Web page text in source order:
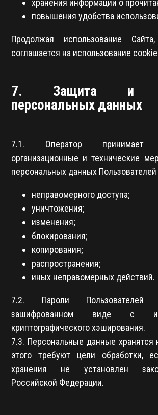
повышения удобства
Продолжая использование Сайта,
соглашается на использование
7. Защита и
персональных данных
7.1. Оператор принимает
организационные и технические
персональных данных Пользователей
неправомерного доступа;
уничтожения;
изменения;
блокирования;
копирования;
распространения;
иных неправомерных действий.
7.2. Пароли Пользователей
зашифрованном виде с
криптографического хэширования.
7.3. Персональные данные
этого требуют цели обработки,
хранения не установлен
Российской Федерации.